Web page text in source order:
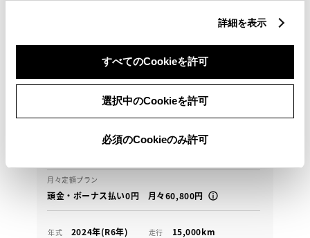
詳細を表示
すべてのCookieを許可
選択中のCookieを許可
必須のCookieのみ許可
トヨタ
ハリアーHV Z レザーパッケージ
この車両は山口県内のみの販売とさせて頂きます。
476.1
465万円 諸費用 11.1万円
月々定額プラン
頭金・ボーナス払い0円 月々60,800円
年式 2024年(R6年) 走行 15,000km